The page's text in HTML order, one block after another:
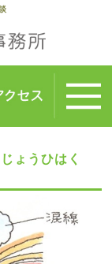
ょうひはく